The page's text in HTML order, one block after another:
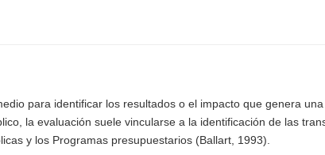
para identificar los resultados o el impacto que genera
la evaluación suele vincularse a la identificación de las
y los Programas presupuestarios (Ballart, 1993).